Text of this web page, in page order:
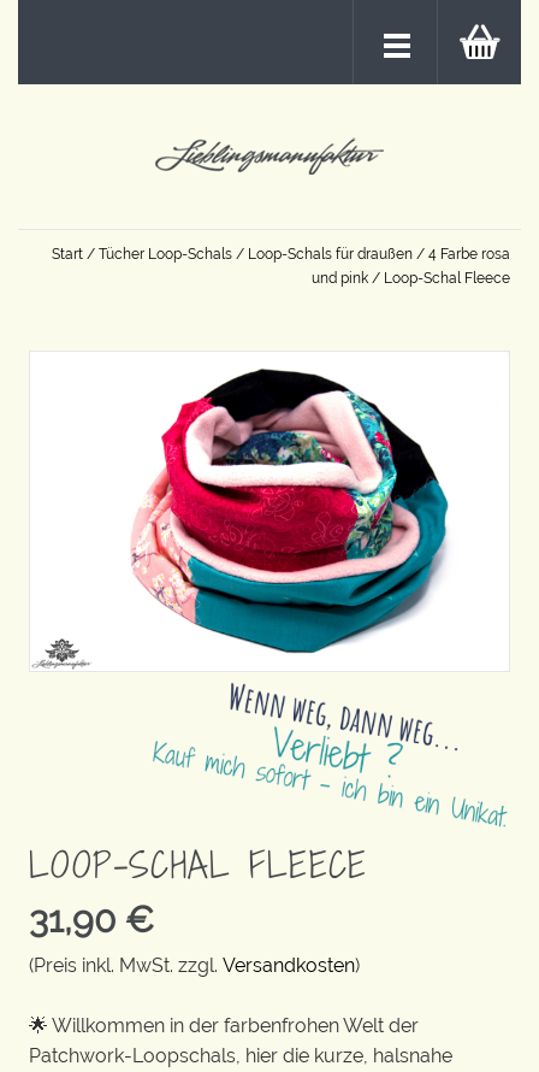
Start / Tücher Loop-Schals / Loop-Schals für draußen / 4 Farbe rosa
und pink / Loop-Schal Fleece
LOOP-SCHAL FLEECE
31,90 €
(Preis inkl. MwSt. zzgl. Versandkosten)
🌟 Willkommen in der farbenfrohen Welt der
Patchwork-Loopschals, hier die kurze, halsnahe